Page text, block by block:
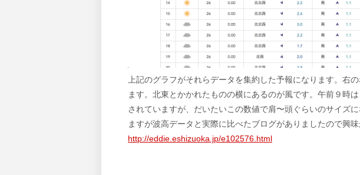
上記のグラフがそれらデータを集約した予報になります。右
ます。北東とかかれたものの横にあるのが風です。午前９時
されていますが、だいたいこの数値で肩〜頭ぐらいのサイズ
ますが波高データと実際に比べたブログがありましたので興味
http://eddie.eshizuoka.jp/e102576.html